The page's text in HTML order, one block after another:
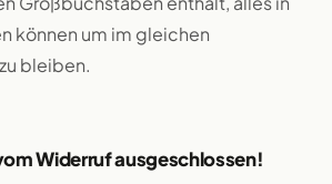
können um im gleichen
bleiben.
Widerruf ausgeschlossen!